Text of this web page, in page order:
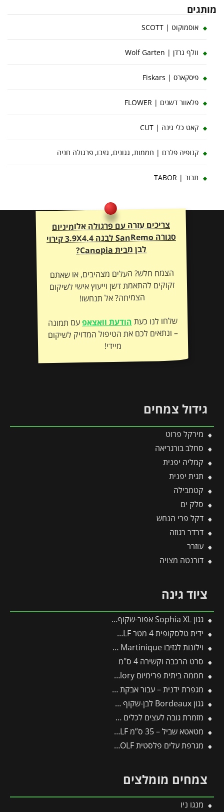
מותגים
אוסמוקוט | SCOTT
וולף גרדן | Wolf Garten
פיסקארס | Fiskars
פלאוור דשנים | FLOWER
קאט כלי גינה | CUT
קנופיה פלרם | חממות, גגונים, גזיבו, פרגולה חניה
תבור | TABOR
צריכים עזרה עם פרגולה אלומיניום
סגורה SanRemo לבנה 3.9X4.4 קירוי
לבן מבית Canopia?
הצמח חלש? העלים מצהיבים, או שאתם
זקוקים להתאמת דשן וייעוץ אישי לשיקום
הצמיחה? אל תנחשו!
שלחו לנו כעתהודעת וואצאפעם תמונה
– ונתאים לכם את הטיפול המדויק לשיקום
מיידי!
גידול צמחים
מירקל פרוט
סחלב בורגריאה
קמליה יפנית
תגית יפנית
קטמבילה
סלק ים
דקל פרי הנחש
דרדר רגוזה
עוזרר
דורנטה מצויה
ציוד גינה
גגון Sophia XL אפור-שקוף 1.4X8.5 עיצוב מודרני מבית פלרם – Canopia
ידית טלסקופית 4 מטר ZM-V4 – WOLF
וילונות לגזיבו 3X4.3 Martinique מבית פלרם – Canopia
סרט הרכבה וקשירה 4 ס"מ
חממה ביתית פרימיום 2.5X6 Glory מבית פלרם – קנופיה
מגפרת ידנית – עבור אבקת גופרית
גגון Bordeaux לבן-שקוף 1.4X4.5 מבית פלרם – Canopia
מזמרת גובה לעצים לכלים מתחלפים פיסקארס
מטאטא שביל – 35 ס”מ TB350M – WOLF
מגרפת עלים פלסטית UI-M – WOLF
צמחים מומלצים
מנגו ניו